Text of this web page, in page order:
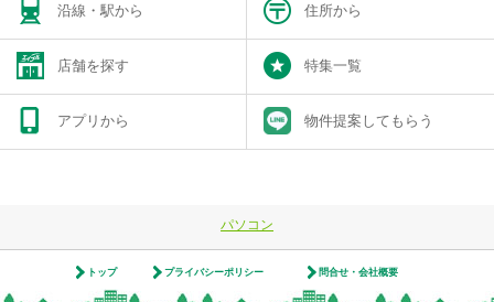
沿線・駅から 住所から
店舗を探す 特集一覧
アプリから 物件提案してもらう
パソコン
トップ プライバシーポリシー 問合せ・会社概要